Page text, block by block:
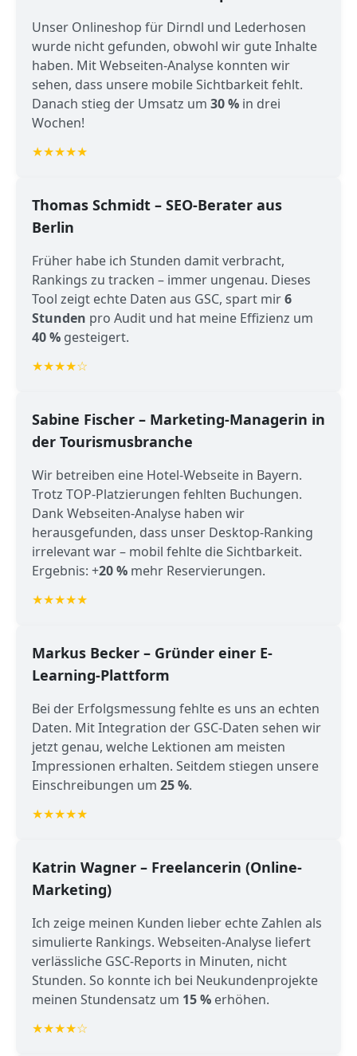
Unser Onlineshop für Dirndl und Lederhosen
wurde nicht gefunden, obwohl wir gute Inhalte
haben. Mit Webseiten-Analyse konnten wir
sehen, dass unsere mobile Sichtbarkeit fehlt.
Danach stieg der Umsatz um 30 % in drei
Wochen!
★★★★★
Thomas Schmidt – SEO-Berater aus
Berlin
Früher habe ich Stunden damit verbracht,
Rankings zu tracken – immer ungenau. Dieses
Tool zeigt echte Daten aus GSC, spart mir6
Stunden pro Audit und hat meine Effizienz um
40 % gesteigert.
★★★★☆
Sabine Fischer – Marketing-Managerin in
der Tourismusbranche
Wir betreiben eine Hotel-Webseite in Bayern.
Trotz TOP-Platzierungen fehlten Buchungen.
Dank Webseiten-Analyse haben wir
herausgefunden, dass unser Desktop-Ranking
irrelevant war – mobil fehlte die Sichtbarkeit.
Ergebnis: +20 % mehr Reservierungen.
★★★★★
Markus Becker – Gründer einer E-
Learning-Plattform
Bei der Erfolgsmessung fehlte es uns an echten
Daten. Mit Integration der GSC-Daten sehen wir
jetzt genau, welche Lektionen am meisten
Impressionen erhalten. Seitdem stiegen unsere
Einschreibungen um 25 %.
★★★★★
Katrin Wagner – Freelancerin (Online-
Marketing)
Ich zeige meinen Kunden lieber echte Zahlen als
simulierte Rankings. Webseiten-Analyse liefert
verlässliche GSC-Reports in Minuten, nicht
Stunden. So konnte ich bei Neukundenprojekte
meinen Stundensatz um 15 % erhöhen.
★★★★☆